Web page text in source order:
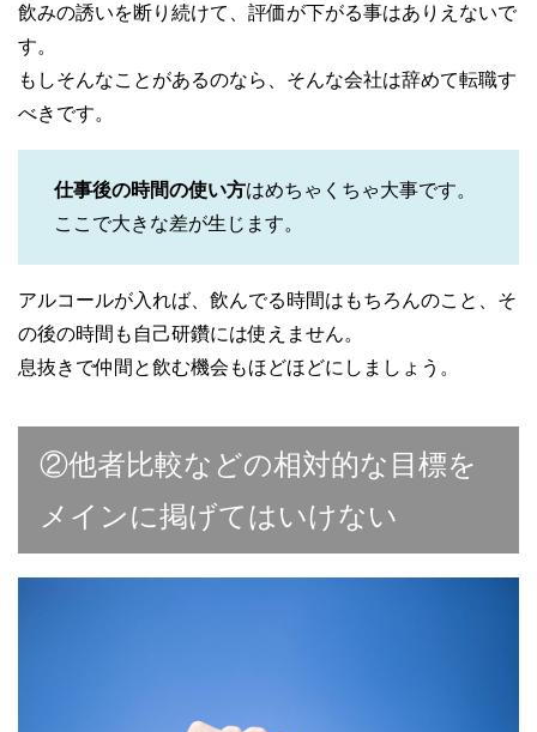
飲みの誘いを断り続けて、評価が下がる事はありえないで
す。
もしそんなことがあるのなら、そんな会社は辞めて転職す
べきです。
仕事後の時間の使い方はめちゃくちゃ大事です。
ここで大きな差が生じます。
アルコールが入れば、飲んでる時間はもちろんのこと、そ
の後の時間も自己研鑽には使えません。
息抜きで仲間と飲む機会もほどほどにしましょう。
②他者比較などの相対的な目標を
メインに掲げてはいけない